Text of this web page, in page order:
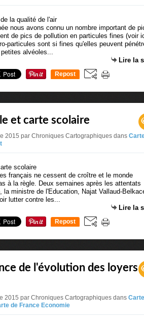
nous avons connu un nombre important de
de pics de pollution en particules fines (voir
particules sont si fines qu'elles peuvent
alvéoles...
Lire la
Repost
et carte scolaire
2015 par Chroniques Cartographiques dans
français ne cessent de croître et le monde
à la règle. Deux semaines après les attentats
la ministre de l'Education, Najat Vallaud-
lutter contre les...
Lire la
Repost
de l'évolution des loyers
2015 par Chroniques Cartographiques dans
de France Economie